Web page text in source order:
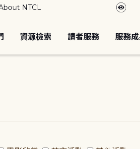
NTCL
資源檢索 讀者服務 服務